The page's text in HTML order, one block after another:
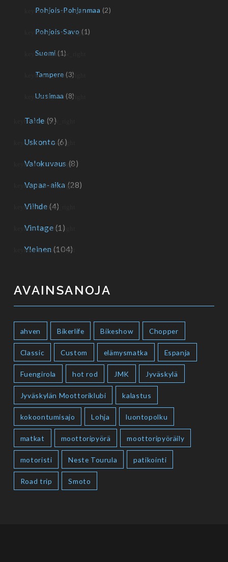
Pohjois-Pohjanmaa (2)
Pohjois-Savo (1)
Suomi (1)
Tampere (3)
Uusimaa (8)
Taide (9)
Uskonto (6)
Valokuvaus (8)
Vapaa-aika (28)
Viihde (4)
Vintage (1)
Yleinen (104)
AVAINSANOJA
ahven Bikerlife Bikeshow Chopper
Classic Custom elämysmatka Espanja
Fuengirola hot rod JMK Jyväskylä
Jyväskylän Moottoriklubi kalastus
kokoontumisajo Lohja luontopolku
matkat moottoripyörä moottoripyöräily
motoristi Neste Tourula patikointi
Road trip Smoto